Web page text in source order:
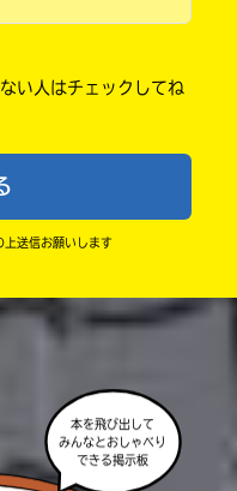
いので、待ってて
た後の画面にバナー
もらうことがある
たり、個人情報をか
いたりしないか、読
い人はチェックしてね
上送信お願いします
本を飛び出して
みんなとおしゃべり
できる掲示板